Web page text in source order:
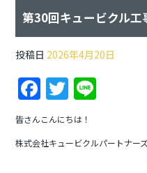
第30回キュービクル工
投稿日 2026年4月20日
F
a
c
e
T
w
itt
er
e
皆さんこんにちは！
株式会社キュービクルパートナー